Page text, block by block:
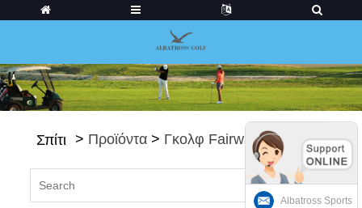
Σπίτι > Προϊόντα > Γκολφ Fairways
Albatross Sports